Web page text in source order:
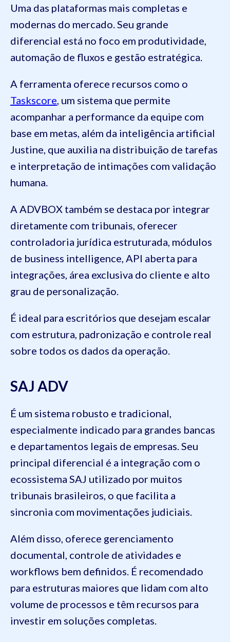
Uma das plataformas mais completas e
modernas do mercado. Seu grande
diferencial está no foco em produtividade,
automação de fluxos e gestão estratégica.
A ferramenta oferece recursos como o
Taskscore, um sistema que permite
acompanhar a performance da equipe com
base em metas, além da inteligência artificial
Justine, que auxilia na distribuição de tarefas
e interpretação de intimações com validação
humana.
A ADVBOX também se destaca por integrar
diretamente com tribunais, oferecer
controladoria jurídica estruturada, módulos
de business intelligence, API aberta para
integrações, área exclusiva do cliente e alto
grau de personalização.
É ideal para escritórios que desejam escalar
com estrutura, padronização e controle real
sobre todos os dados da operação.
SAJ ADV
É um sistema robusto e tradicional,
especialmente indicado para grandes bancas
e departamentos legais de empresas. Seu
principal diferencial é a integração com o
ecossistema SAJ utilizado por muitos
tribunais brasileiros, o que facilita a
sincronia com movimentações judiciais.
Além disso, oferece gerenciamento
documental, controle de atividades e
workflows bem definidos. É recomendado
para estruturas maiores que lidam com alto
volume de processos e têm recursos para
investir em soluções completas.